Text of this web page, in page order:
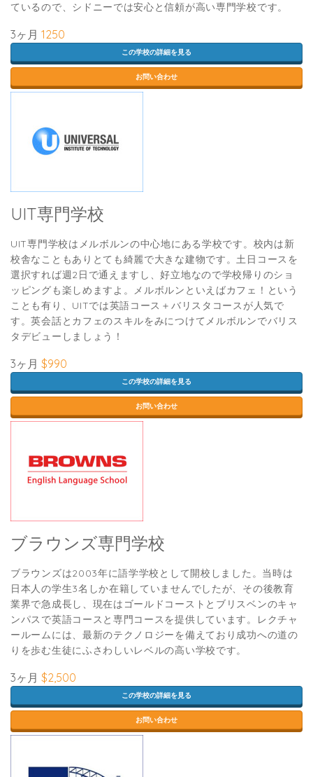
ているので、シドニーでは安心と信頼が高い専門学校です。
3ヶ月 1250
この学校の詳細を見る
お問い合わせ
UIT専門学校
UIT専門学校はメルボルンの中心地にある学校です。校内は新
校舎なこともありとても綺麗で大きな建物です。土日コースを
選択すれば週2日で通えますし、好立地なので学校帰りのショ
ッピングも楽しめますよ。メルボルンといえばカフェ！という
ことも有り、UITでは英語コース＋バリスタコースが人気で
す。英会話とカフェのスキルをみにつけてメルボルンでバリス
タデビューしましょう！
3ヶ月 $990
この学校の詳細を見る
お問い合わせ
ブラウンズ専門学校
ブラウンズは2003年に語学学校として開校しました。当時は
日本人の学生3名しか在籍していませんでしたが、その後教育
業界で急成長し、現在はゴールドコーストとブリスベンのキャ
ンパスで英語コースと専門コースを提供しています。レクチャ
ールームには、最新のテクノロジーを備えており成功への道の
りを歩む生徒にふさわしいレベルの高い学校です。
3ヶ月 $2,500
この学校の詳細を見る
お問い合わせ